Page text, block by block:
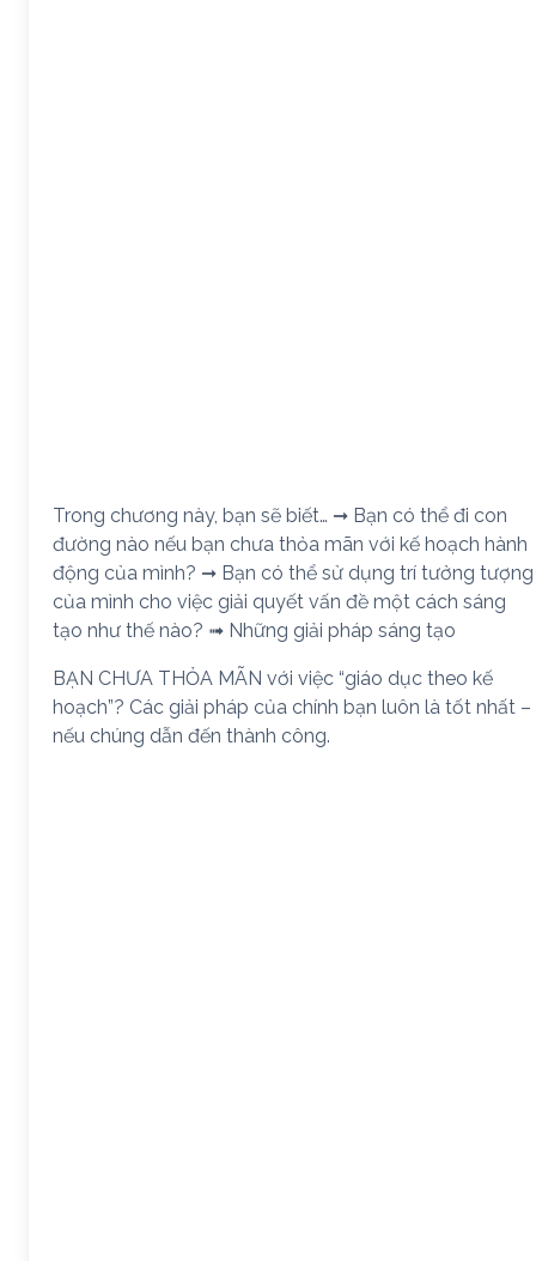
Trong chương này, bạn sẽ biết… ➞ Bạn có thể đi con
đường nào nếu bạn chưa thỏa mãn với kế hoạch hành
động của mình? ➞ Bạn có thể sử dụng trí tưởng tượng
của mình cho việc giải quyết vấn đề một cách sáng
tạo như thế nào? ➟ Những giải pháp sáng tạo
BẠN CHƯA THỎA MÃN với việc “giáo dục theo kế
hoạch”? Các giải pháp của chính bạn luôn là tốt nhất –
nếu chúng dẫn đến thành công.